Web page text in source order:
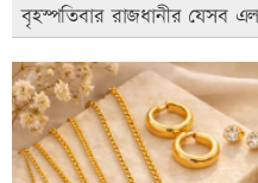
বৃহস্পতিবার রাজধানীর যেসব